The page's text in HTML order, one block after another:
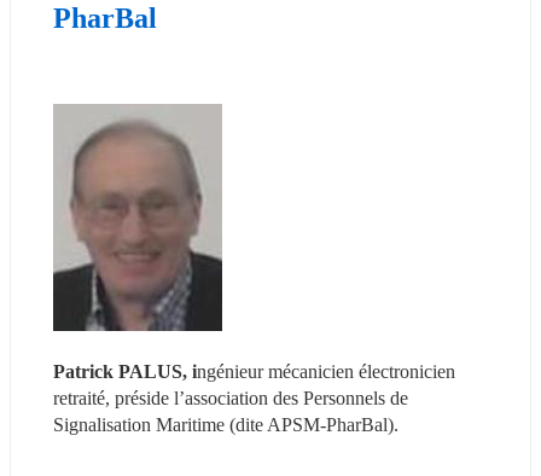
PharBal
Patrick PALUS, ingénieur mécanicien électronicien
retraité, préside l’association des Personnels de
Signalisation Maritime (dite APSM-PharBal).